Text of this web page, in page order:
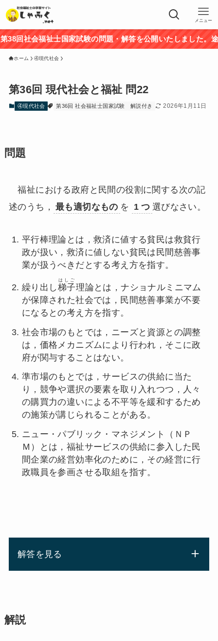
メニュー
社会福祉士国家試験の問題・解答を公開いたしました。途中
ホーム ④現代社会
第36回 現代社会と福祉 問22
④現代社会 第36回 社会福祉士国家試験 解説付き 2026年1月11日
問題
福祉における政府と民間の役割に関する次の記
述のうち， 最も適切なもの を 1 つ 選びなさい。
平行棒理論とは，救済に値する貧民は救貧行
政が扱い，救済に値しない貧民は民間慈善事
業が扱うべきだとする考え方を指す。
繰り出し 梯子
はしご
理論とは，ナショナルミニマム
が保障された社会では，民間慈善事業が不要
になるとの考え方を指す。
社会市場のもとでは，ニーズと資源との調整
は，価格メカニズムにより行われ，そこに政
府が関与することはない。
準市場のもとでは，サービスの供給に当た
り，競争や選択の要素を取り入れつつ，人々
の購買力の違いによる不平等を緩和するため
の施策が講じられることがある。
ニュー・パブリック・マネジメント（ＮＰ
Ｍ）とは，福祉サービスの供給に参入した民
間企業の経営効率化のために，その経営に行
政職員を参画させる取組を指す。
解答を見る
解説